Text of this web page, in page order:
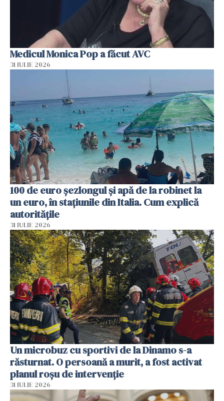
Medicul Monica Pop a făcut AVC
31 IULIE 2026
100 de euro șezlongul și apă de la robinet la
un euro, în stațiunile din Italia. Cum explică
autoritățile
31 IULIE 2026
Un microbuz cu sportivi de la Dinamo s-a
răsturnat. O persoană a murit, a fost activat
planul roșu de intervenție
31 IULIE 2026